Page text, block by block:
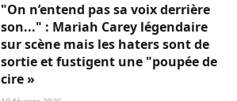
"On n’entend pas sa voix derrière
son..." : Mariah Carey légendaire
sur scène mais les haters sont de
sortie et fustigent une "poupée de
cire »